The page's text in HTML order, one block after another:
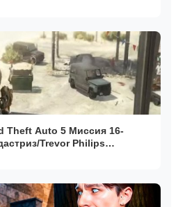
Theft Auto 5 Миссия 16-
Trevor Philips